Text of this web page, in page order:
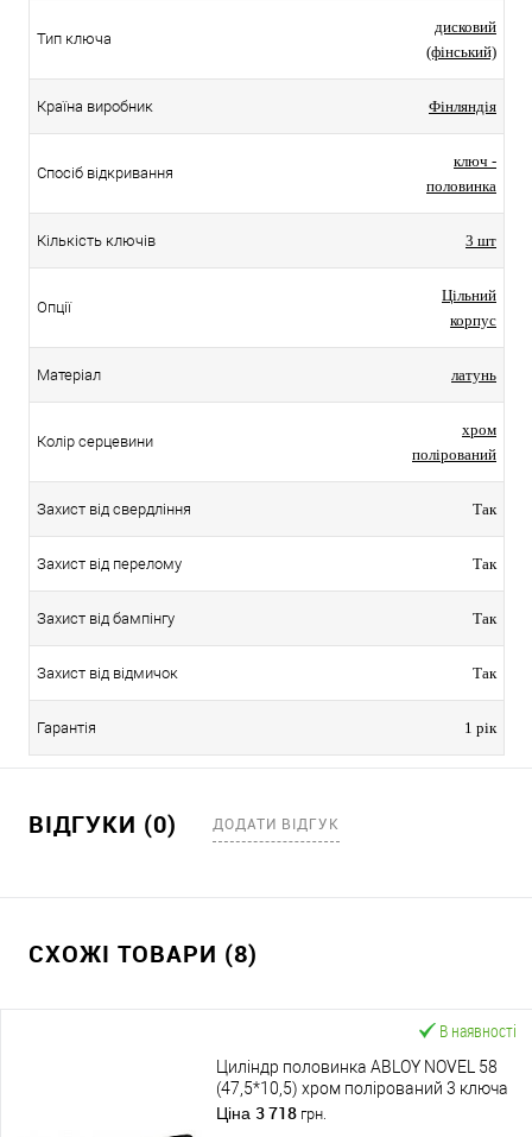
Тип ключа
дисковий
(фінський)
Країна виробник Фінляндія
Спосіб відкривання
ключ -
половинка
Кількість ключів 3 шт
Опції
Цільний
корпус
Матеріал латунь
Колір серцевини
хром
полірований
Захист від свердління Так
Захист від перелому Так
Захист від бампінгу Так
Захист від відмичок Так
Гарантія 1 рік
ВІДГУКИ (0) ДОДАТИ ВІДГУК
СХОЖІ ТОВАРИ (8)
В наявності
Циліндр половинка ABLOY NOVEL 58
(47,5*10,5) хром полірований 3 ключа
Ціна 3 718 грн.